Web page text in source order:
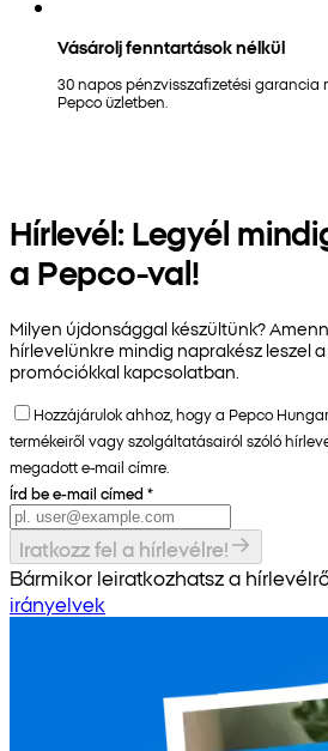
Vásárolj fenntartások nélkül
30 napos pénzvisszafizetési garancia
Pepco üzletben.
Hírlevél: Legyél
a Pepco-val!
Milyen újdonsággal készültünk?
hírlevelünkre mindig naprakész leszel
promóciókkal kapcsolatban.
Hozzájárulok ahhoz, hogy a Pepco
termékeiről vagy szolgáltatásairól szóló
megadott e-mail címre.
Írd be e-mail címed *
Iratkozz fel a hírlevélre!
Bármikor leiratkozhatsz a
irányelvek